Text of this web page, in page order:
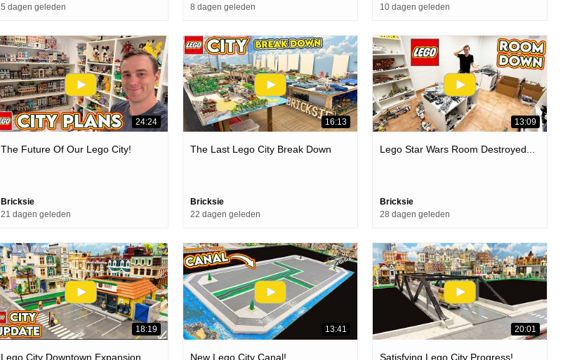
5 dagen geleden
8 dagen geleden
10 dagen geleden
24:24
The Future Of Our Lego City!
Bricksie
21 dagen geleden
16:13
The Last Lego City Break Down
Bricksie
22 dagen geleden
13:09
Lego Star Wars Room Destroyed...
Bricksie
28 dagen geleden
18:19
Lego City Downtown Expansion
13:41
New Lego City Canal!
20:01
Satisfying Lego City Progress!